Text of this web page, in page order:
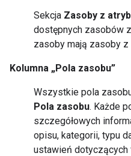
Sekcja Zasoby z
dostępnych zasobów
zasoby mają zasoby z
Kolumna „Pola zasobu”
Wszystkie pola
Pola zasobu. Każde
szczegółowych
opisu, kategorii, typu
ustawień dotyczących